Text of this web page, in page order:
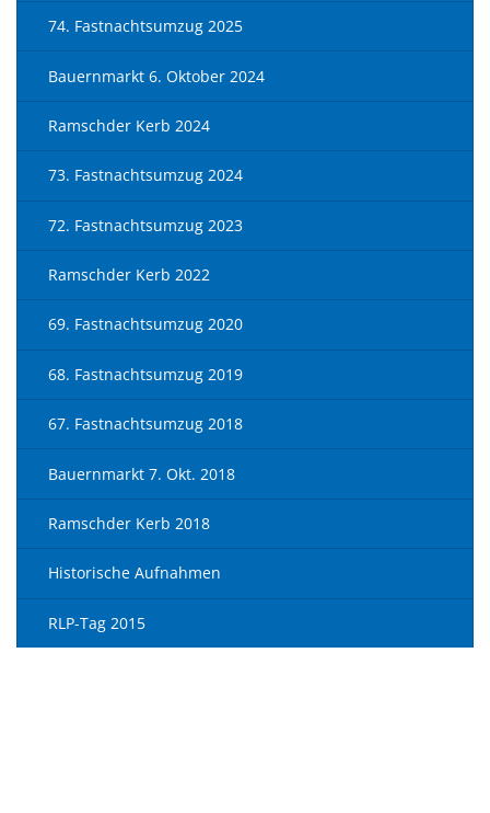
74. Fastnachtsumzug 2025
Bauernmarkt 6. Oktober 2024
Ramschder Kerb 2024
73. Fastnachtsumzug 2024
72. Fastnachtsumzug 2023
Ramschder Kerb 2022
69. Fastnachtsumzug 2020
68. Fastnachtsumzug 2019
67. Fastnachtsumzug 2018
Bauernmarkt 7. Okt. 2018
Ramschder Kerb 2018
Historische Aufnahmen
RLP-Tag 2015